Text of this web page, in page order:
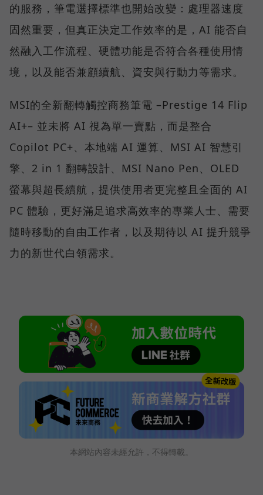
的服務，筆電選擇標準也開始改變：處理器速度
固然重要，但真正決定工作效率的是，AI 能否自
然融入工作流程、硬體功能是否符合各種使用情
境，以及能否兼顧續航、資安與行動力等需求。
MSI的全新翻轉觸控商務筆電 –Prestige 14 Flip
AI+– 並未將 AI 視為單一賣點，而是整合
Copilot PC+、本地端 AI 運算、MSI AI 智慧引
擎、2 in 1 翻轉設計、MSI Nano Pen、OLED
螢幕與超長續航，提供使用者更完整且全面的 AI
PC 體驗，更好滿足追求高效率的專業人士、需要
隨時移動的自由工作者，以及期待以 AI 提升競爭
力的新世代白領需求。
本網站內容未經允許，不得轉載。